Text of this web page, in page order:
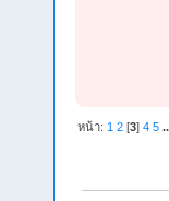
หน้า: 1 2 [3]4 5